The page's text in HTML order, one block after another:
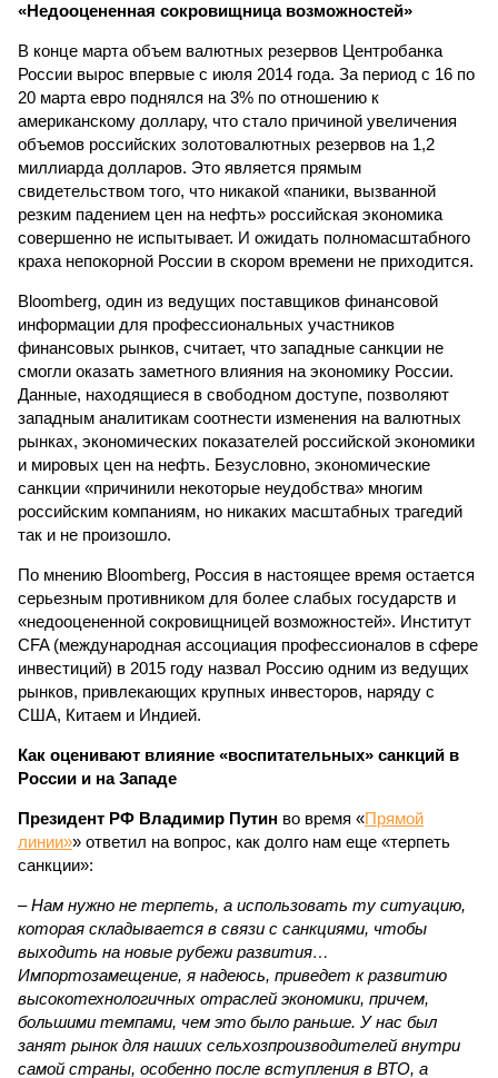
«Недооцененная сокровищница возможностей»
В конце марта объем валютных резервов Центробанка
России вырос впервые с июля 2014 года. За период с 16 по
20 марта евро поднялся на 3% по отношению к
американскому доллару, что стало причиной увеличения
объемов российских золотовалютных резервов на 1,2
миллиарда долларов. Это является прямым
свидетельством того, что никакой «паники, вызванной
резким падением цен на нефть» российская экономика
совершенно не испытывает. И ожидать полномасштабного
краха непокорной России в скором времени не приходится.
Bloomberg, один из ведущих поставщиков финансовой
информации для профессиональных участников
финансовых рынков, считает, что западные санкции не
смогли оказать заметного влияния на экономику России.
Данные, находящиеся в свободном доступе, позволяют
западным аналитикам соотнести изменения на валютных
рынках, экономических показателей российской экономики
и мировых цен на нефть. Безусловно, экономические
санкции «причинили некоторые неудобства» многим
российским компаниям, но никаких масштабных трагедий
так и не произошло.
По мнению Bloomberg, Россия в настоящее время остается
серьезным противником для более слабых государств и
«недооцененной сокровищницей возможностей». Институт
CFA (международная ассоциация профессионалов в сфере
инвестиций) в 2015 году назвал Россию одним из ведущих
рынков, привлекающих крупных инвесторов, наряду с
США, Китаем и Индией.
Как оценивают влияние «воспитательных» санкций в
России и на Западе
Президент РФ Владимир Путин во время «Прямой
линии»» ответил на вопрос, как долго нам еще «терпеть
санкции»:
– Нам нужно не терпеть, а использовать ту ситуацию,
которая складывается в связи с санкциями, чтобы
выходить на новые рубежи развития…
Импортозамещение, я надеюсь, приведет к развитию
высокотехнологичных отраслей экономики, причем,
большими темпами, чем это было раньше. У нас был
занят рынок для наших сельхозпроизводителей внутри
самой страны, особенно после вступления в ВТО, а